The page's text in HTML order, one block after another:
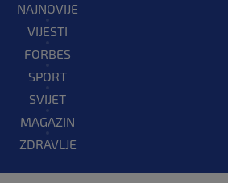
NAJNOVIJE
VIJESTI
FORBES
SPORT
SVIJET
MAGAZIN
ZDRAVLJE